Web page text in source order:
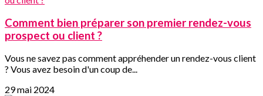
Comment bien préparer son premier rendez-vous
prospect ou client ?
Vous ne savez pas comment appréhender un rendez-vous client
? Vous avez besoin d'un coup de...
29 mai 2024